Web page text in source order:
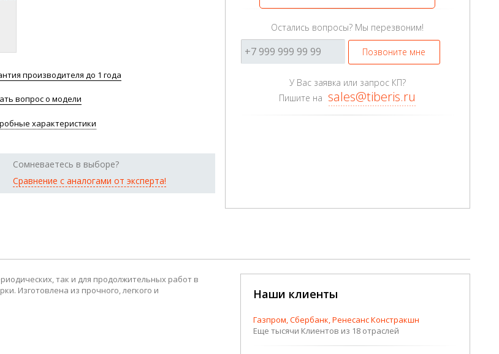
производителя до 1 года
вопрос о модели
характеристики
Сомневаетесь в выборе?
Сравнение с аналогами от эксперта!
Остались вопросы? Мы перезвоним!
Позвоните мне
У Вас заявка или запрос КП?
Пишите на sales@tiberis.ru
так и для продолжительных работ в
Изготовлена из прочного, легкого и
Наши клиенты
Газпром, Сбербанк, Ренесанс Констракшн
Еще тысячи Клиентов из 18 отраслей